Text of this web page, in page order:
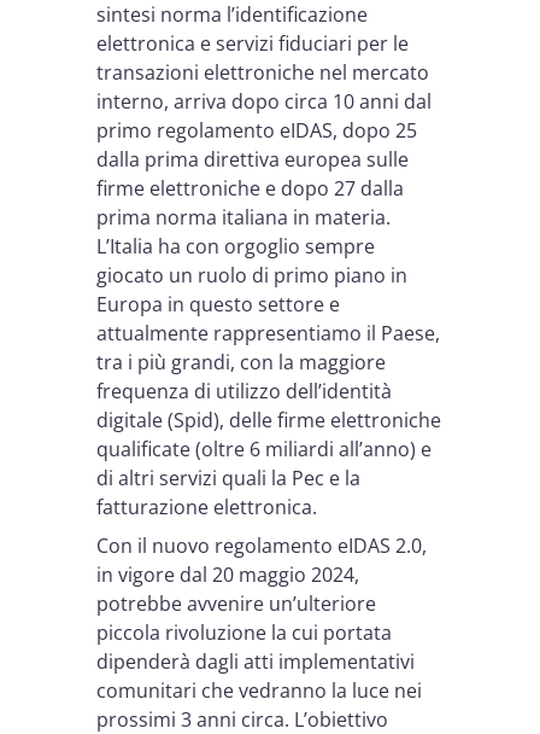
sintesi norma l’identificazione
elettronica e servizi fiduciari per le
transazioni elettroniche nel mercato
interno, arriva dopo circa 10 anni dal
primo regolamento eIDAS, dopo 25
dalla prima direttiva europea sulle
firme elettroniche e dopo 27 dalla
prima norma italiana in materia.
L’Italia ha con orgoglio sempre
giocato un ruolo di primo piano in
Europa in questo settore e
attualmente rappresentiamo il Paese,
tra i più grandi, con la maggiore
frequenza di utilizzo dell’identità
digitale (Spid), delle firme elettroniche
qualificate (oltre 6 miliardi all’anno) e
di altri servizi quali la Pec e la
fatturazione elettronica.
Con il nuovo regolamento eIDAS 2.0,
in vigore dal 20 maggio 2024,
potrebbe avvenire un’ulteriore
piccola rivoluzione la cui portata
dipenderà dagli atti implementativi
comunitari che vedranno la luce nei
prossimi 3 anni circa. L’obiettivo